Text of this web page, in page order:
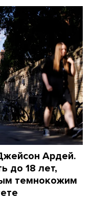
Ардей.
до 18 лет,
темнокожим